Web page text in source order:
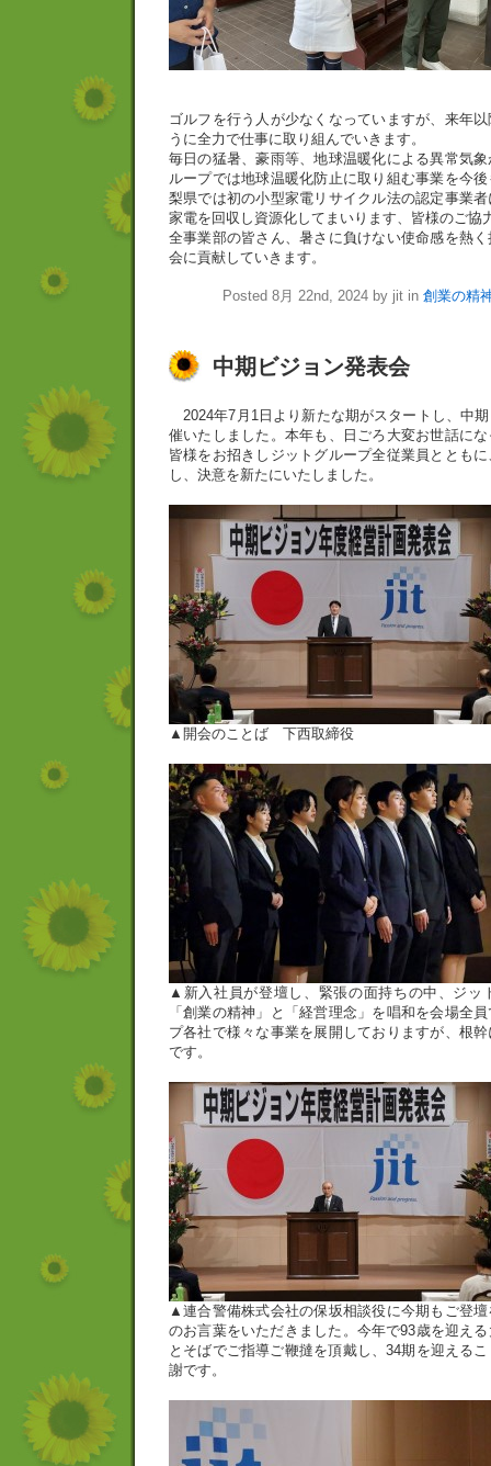
ゴルフを行う人が少なくなっていますが、来年
うに全力で仕事に取り組んでいきます。
毎日の猛暑、豪雨等、地球温暖化による異常気
ループでは地球温暖化防止に取り組む事業を今
梨県では初の小型家電リサイクル法の認定事業
家電を回収し資源化してまいります、皆様のご協
全事業部の皆さん、暑さに負けない使命感を熱
会に貢献していきます。
Posted 8月 22nd, 2024 by jit in 創業の精
中期ビジョン発表会
2024年7月1日より新たな期がスタートし、中
催いたしました。本年も、日ごろ大変お世話に
皆様をお招きしジットグループ全従業員ととも
し、決意を新たにいたしました。
▲開会のことば 下西取締役
▲新入社員が登壇し、緊張の面持ちの中、ジッ
「創業の精神」と「経営理念」を唱和を会場全
プ各社で様々な事業を展開しておりますが、根
です。
▲連合警備株式会社の保坂相談役に今期もご登
のお言葉をいただきました。今年で93歳を迎え
とそばでご指導ご鞭撻を頂戴し、34期を迎える
謝です。